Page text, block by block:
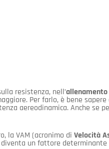
resistenza, nell’
Per farlo, è bene sapere
aereodinamica. Anche se
la VAM (acronimo di Velocità
un fattore